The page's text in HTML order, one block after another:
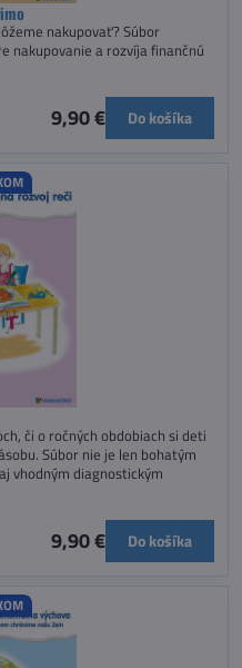
nakupovať? Súbor
nakupovanie a rozvíja finančnú
9,90 € Do košíka
či o ročných obdobiach si deti
Súbor nie je len bohatým
vhodným diagnostickým
9,90 € Do košíka